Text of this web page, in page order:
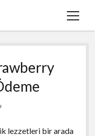
menüyü
lezzetleri bir arada